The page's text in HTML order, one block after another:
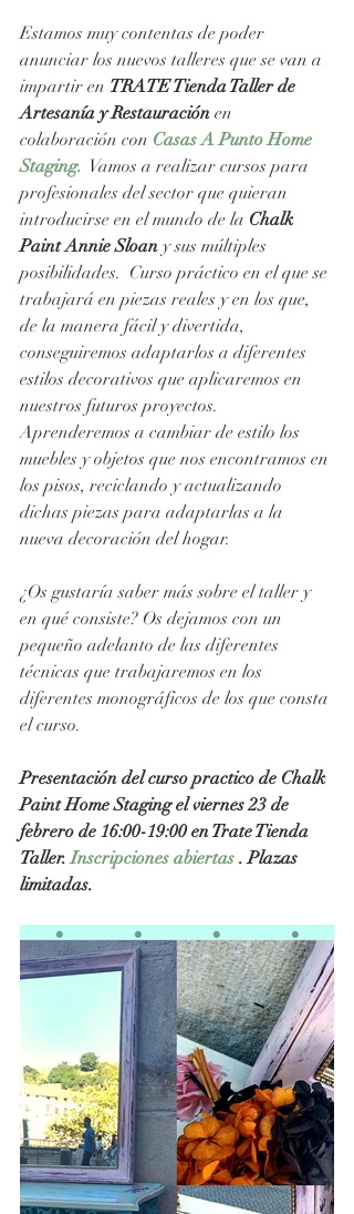
Estamos muy contentas de poder
anunciar los nuevos talleres que se van a
impartir en TRATE Tienda Taller de
Artesanía y Restauración en
colaboración con Casas A Punto Home
Staging.
  Vamos a realizar cursos para
profesionales del sector que quieran
introducirse en el mundo de la Chalk
Paint Annie Sloan y sus múltiples
posibilidades.  Curso práctico en el que se
trabajará en piezas reales y en los que,
de la manera fácil y divertida,
conseguiremos adaptarlos a diferentes
estilos decorativos que aplicaremos en
nuestros futuros proyectos.
Aprenderemos a cambiar de estilo los
muebles y objetos que nos encontramos en
los pisos, reciclando y actualizando
dichas piezas para adaptarlas a la
nueva decoración del hogar.
¿Os gustaría saber más sobre el taller y
en qué consiste? Os dejamos con un
pequeño adelanto de las diferentes
técnicas que trabajaremos en los
diferentes monográficos de los que consta
el curso.
Presentación del curso practico de Chalk
Paint Home Staging el viernes 23 de
febrero de 16:00-19:00 en Trate Tienda
Taller. Inscripciones abiertas . Plazas
limitadas.